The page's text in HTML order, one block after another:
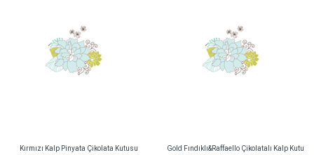
Kırmızı Kalp Pinyata Çikolata Kutusu Gold Fındıklı&Raffaello Çikolatalı Kalp Kutu